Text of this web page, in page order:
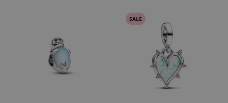
SALE